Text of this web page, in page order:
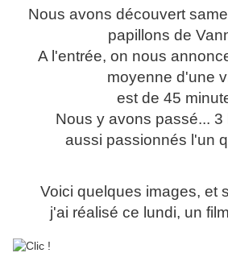
Nous avons découvert
papillons de
A l'entrée, on nous
moyenne d'une
est de 45
Nous y avons passé... 3
aussi passionnés l'un
Voici quelques images, et
j'ai réalisé ce lundi, un